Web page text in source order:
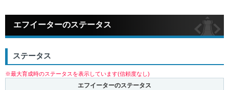
エフイーターのステータス
ステータス
※最大育成時のステータスを表示しています(信頼度なし)
エフイーターのステータス